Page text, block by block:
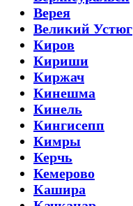
Верея
Великий Устюг
Киров
Кириши
Киржач
Кинешма
Кинель
Кингисепп
Кимры
Керчь
Кемерово
Кашира